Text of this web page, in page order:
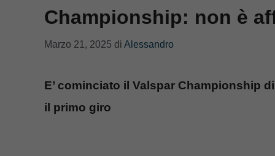
Championship: non è
Marzo 21, 2025 di Alessandro
E’ cominciato il Valspar Championship
il primo giro